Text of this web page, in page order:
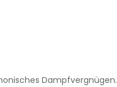
Dampfvergnügen.